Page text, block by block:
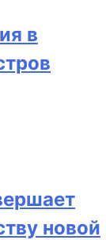
в
новой